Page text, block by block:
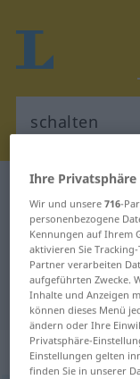
Deutsch-
Deutsch-
für
"schalten"
Ihre
Wir und unsere716-
personenbezogene
Kennungen auf Ihrem
aktivieren Sie
Partner verarbeiten
aufgeführten Zwecke.
Inhalte und Anzeigen
können dieses Menü
ändern oder Ihre
Privatsphäre-
Einstellungen gelten
finden Sie in unserer